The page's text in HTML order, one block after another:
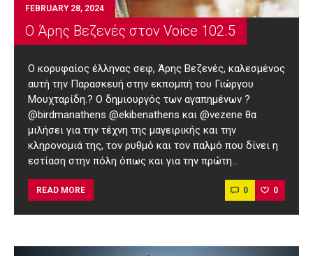
FEBRUARY 28, 2024
Ο Άρης Βεζενές στον Voice 102.5
Ο κορυφαίος έλληνας σεφ, Άρης Βεζενές, καλεσμένος
αυτή την Παρασκευή στην εκπομπή του Γιώργου
Μουχταρίδη.? Ο δημιουργός των αγαπημένων ?
@birdmanathens @ekibenathens και @vezene θα
μιλήσει για την τέχνη της μαγειρικής και την
κληρονομιά της, τον ρυθμό και τον παλμό που δίνει η
εστίαση στην πόλη όπως και για την πρώτη…
READ MORE 0 0